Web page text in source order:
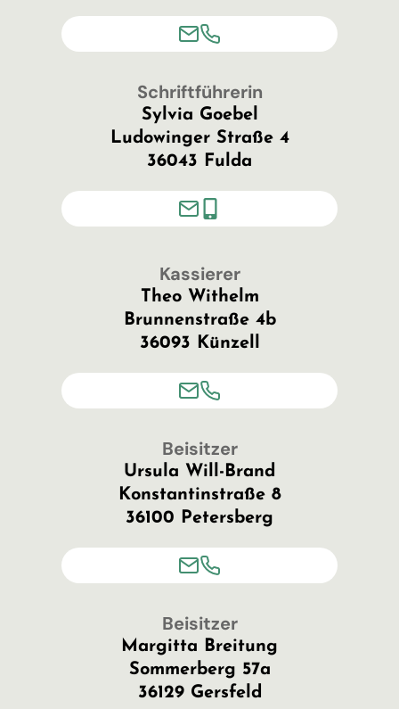
Schriftführerin
Sylvia Goebel
Ludowinger Straße 4
36043 Fulda
Kassierer
Theo Withelm
Brunnenstraße 4b
36093 Künzell
Beisitzer
Ursula Will-Brand
Konstantinstraße 8
36100 Petersberg
Beisitzer
Margitta Breitung
Sommerberg 57a
36129 Gersfeld